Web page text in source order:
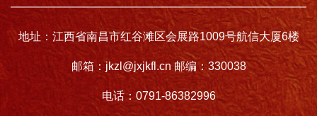
地址：江西省南昌市红谷滩区会展路1009号航信大厦6楼
邮箱：jkzl@jxjkfl.cn 邮编：330038
电话：0791-86382996